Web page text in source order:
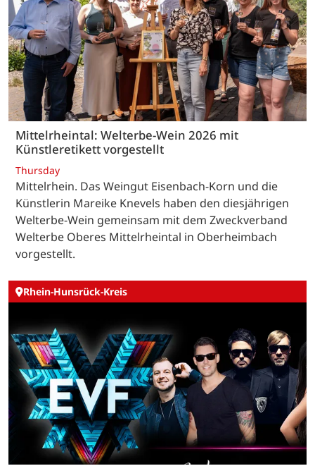
Mittelrheintal: Welterbe-Wein 2026 mit
Künstleretikett vorgestellt
Thursday
Mittelrhein. Das Weingut Eisenbach-Korn und die
Künstlerin Mareike Knevels haben den diesjährigen
Welterbe-Wein gemeinsam mit dem Zweckverband
Welterbe Oberes Mittelrheintal in Oberheimbach
vorgestellt.
Rhein-Hunsrück-Kreis